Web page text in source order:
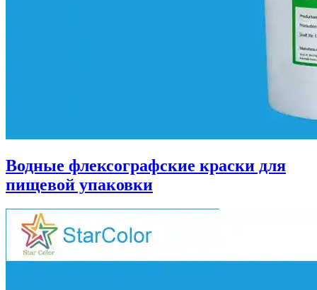
Водные флексографские краски для
пищевой упаковки